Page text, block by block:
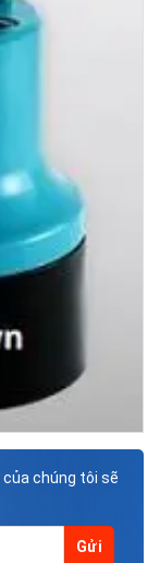
của chúng tôi sẽ